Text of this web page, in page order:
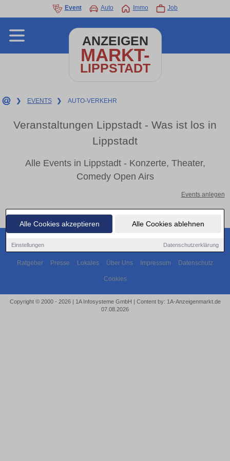
Alle Cookies akzeptieren Alle Cookies ablehnen
Einstellungen Datenschutzerklärung
Event Auto Immo Job
ANZEIGEN
MARKT-
LIPPSTADT
❯ EVENTS ❯ AUTO-VERKEHR
Veranstaltungen Lippstadt - Was ist los in
Lippstadt
Alle Events in Lippstadt - Konzerte, Theater,
Comedy Open Airs
Events anlegen
Ratgeber Presse Lokales Über Uns Impressum Datenschutz
Cookies
Copyright © 2000 - 2026 | 1A Infosysteme GmbH | Content by: 1A-Anzeigenmarkt.de
07.08.2026